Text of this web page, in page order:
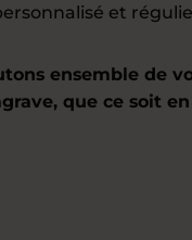
et
ensemble de
que ce soit